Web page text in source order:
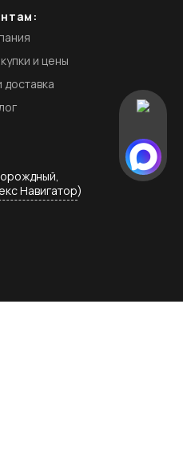
и цены
доставка
Навигатор)